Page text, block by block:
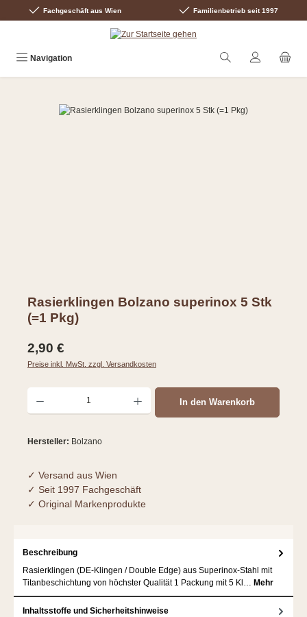
Zum Hauptinhalt springen
Fachgeschäft aus Wien Familienbetrieb seit 1997
Navigation
Rasierklingen Bolzano superinox 5 Stk
(=1 Pkg)
Regulärer Preis:
2,90 €
Preise inkl. MwSt. zzgl. Versandkosten
Produkt Anzahl: Gib den gewünschten Wert ein oder benutze die Schaltflächen um
In den Warenkorb
Hersteller: Bolzano
✓ Versand aus Wien
✓ Seit 1997 Fachgeschäft
✓ Original Markenprodukte
Beschreibung
Rasierklingen (DE-Klingen / Double Edge) aus Superinox-Stahl mit
Titanbeschichtung von höchster Qualität 1 Packung mit 5 Kl… Mehr
Inhaltsstoffe und Sicherheitshinweise